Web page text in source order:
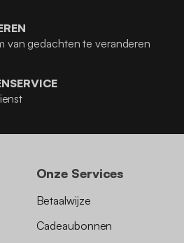
van gedachten te veranderen
Onze Services
Betaalwijze
Cadeaubonnen